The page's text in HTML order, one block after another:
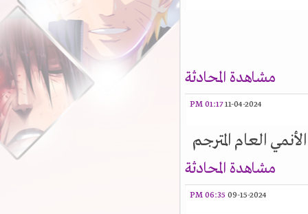
مشاهدة المحادثة
11-04-2024
01:17 PM
العام المترجم
مشاهدة المحادثة
09-15-2024
06:35 PM